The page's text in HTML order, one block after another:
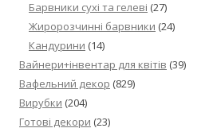
Барвники сухі та гелеві (27)
Жиророзчинні барвники (24)
Кандурини (14)
Вайнери+інвентар для квітів (39)
Вафельний декор (829)
Вирубки (204)
Готові декори (23)